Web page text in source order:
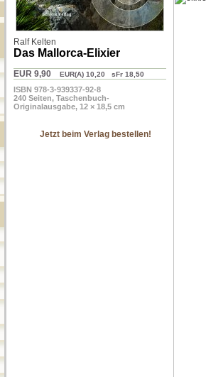
Ralf Kelten
Das Mallorca-Elixier
EUR 9,90 EUR(A) 10,20 sFr 18,50
ISBN 978-3-939337-92-8
240 Seiten, Taschenbuch-
Originalausgabe, 12 × 18,5 cm
Jetzt beim Verlag bestellen!